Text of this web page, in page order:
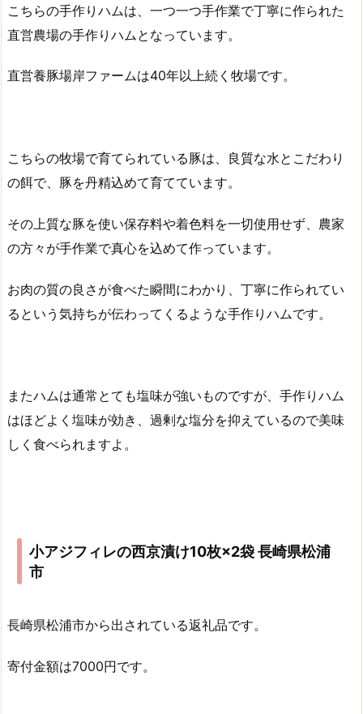
こちらの手作りハムは、一つ一つ手作業で丁寧に作られた
直営農場の手作りハムとなっています。
直営養豚場岸ファームは40年以上続く牧場です。
こちらの牧場で育てられている豚は、良質な水とこだわり
の餌で、豚を丹精込めて育てています。
その上質な豚を使い保存料や着色料を一切使用せず、農家
の方々が手作業で真心を込めて作っています。
お肉の質の良さが食べた瞬間にわかり、丁寧に作られてい
るという気持ちが伝わってくるような手作りハムです。
またハムは通常とても塩味が強いものですが、手作りハム
はほどよく塩味が効き、過剰な塩分を抑えているので美味
しく食べられますよ。
小アジフィレの西京漬け10枚×2袋 長崎県松浦
市
長崎県松浦市から出されている返礼品です。
寄付金額は7000円です。